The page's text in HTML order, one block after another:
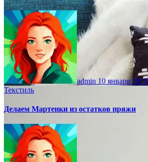
admin 10 января 2019
Текстиль
Делаем Мартенки из остатков пряжи